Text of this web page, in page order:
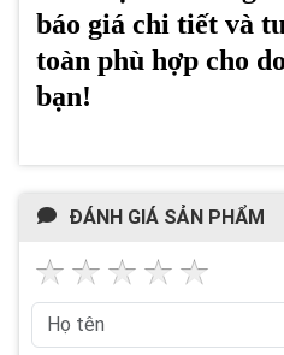
báo giá chi tiết và
toàn phù hợp cho
bạn!
ĐÁNH GIÁ SẢN PHẨM